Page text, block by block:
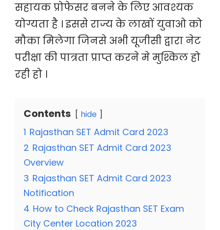
सहायक प्रोफेसर बनने के लिए आवश्यक
योग्यता है । इससे राज्य के लाखों युवाओ को
मौका मिलेगा जिनसे अभी यूजीसी द्वारा नेट
परीक्षा की पात्रता प्राप्त करने मे मुश्किल हो
रही हो ।
Contents hide
1 Rajasthan SET Admit Card 2023
2 Rajasthan SET Admit Card 2023
Overview
3 Rajasthan SET Admit Card 2023
Notification
4 How to Check Rajasthan SET Exam
City Center Location 2023